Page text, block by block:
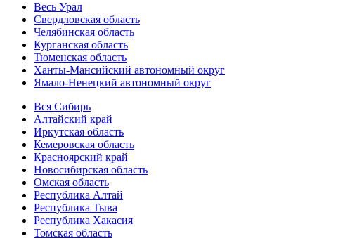
Весь Урал
Свердловская область
Челябинская область
Курганская область
Тюменская область
Ханты-Мансийский автономный округ
Ямало-Ненецкий автономный округ
Вся Сибирь
Алтайский край
Иркутская область
Кемеровская область
Красноярский край
Новосибирская область
Омская область
Республика Алтай
Республика Тыва
Республика Хакасия
Томская область